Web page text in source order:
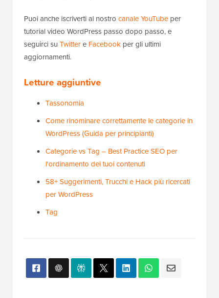
Puoi anche iscriverti al nostro canale YouTube per
tutorial video WordPress passo dopo passo, e
seguirci su Twittere Facebook per gli ultimi
aggiornamenti.
Letture aggiuntive
Tassonomia
Come rinominare correttamente le categorie in
WordPress (Guida per principianti)
Categorie vs Tag – Best Practice SEO per
l'ordinamento dei tuoi contenuti
58+ Suggerimenti, Trucchi e Hack più ricercati
per WordPress
Tag